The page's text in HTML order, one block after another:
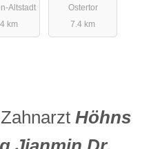
Altstadt
km
Ostertor
7.4 km
Höhns